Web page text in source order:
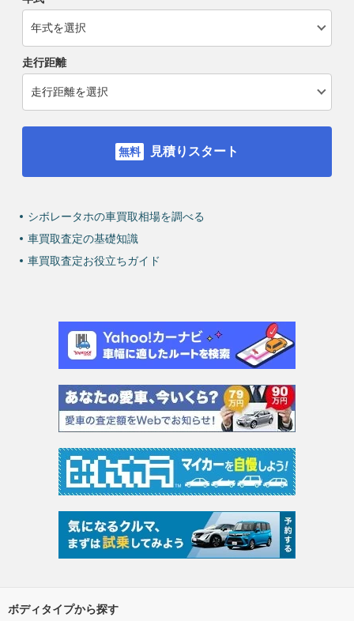
走行距離
見積りスタート
シボレータホの車買取相場を調べる
車買取査定の基礎知識
車買取査定お役立ちガイド
ボディタイプから探す